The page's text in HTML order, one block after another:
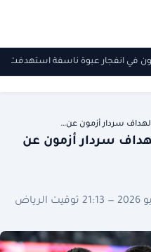
في انفجار عبوة ناسفة استهدفت
الهداف سردار أزمون عن